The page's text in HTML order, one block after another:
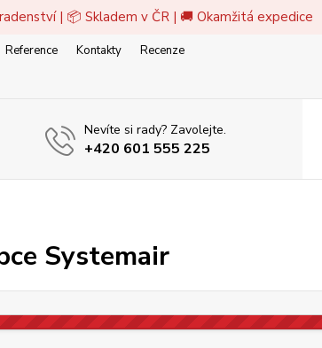
| 📦 Skladem v ČR | 🚚 Okamžitá expedice
Reference Kontakty
Recenze
Nevíte si rady? Zavolejte.
+420 601 555 225
Systemair